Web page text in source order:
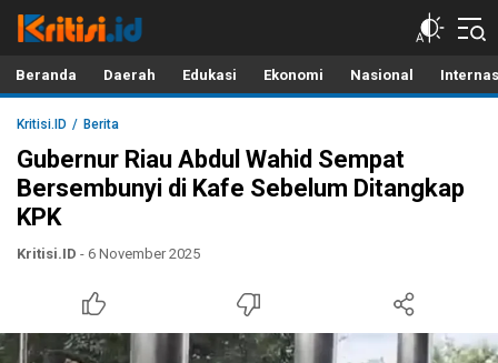
Kritisi.ID
Kritik untuk Negeri!
Beranda Daerah Edukasi Ekonomi Nasional
Kritisi.ID Berita
Gubernur Riau Abdul Wahid Sempat
Bersembunyi di Kafe Sebelum Ditangkap
KPK
Kritisi.ID - 6 November 2025